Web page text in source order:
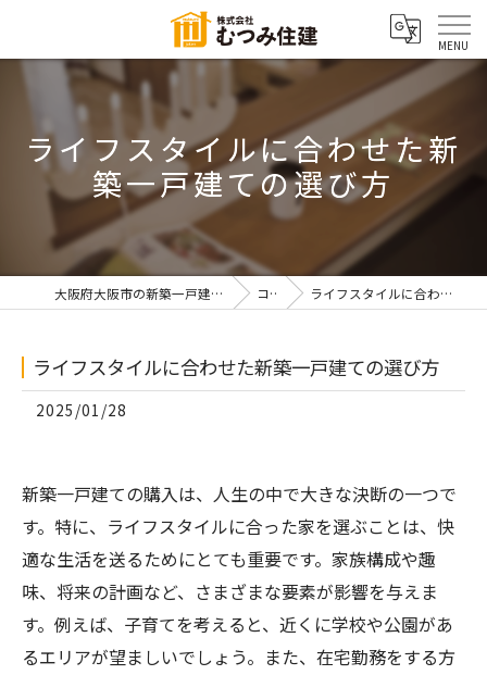
ライフスタイルに合わせた新
築一戸建ての選び方
大阪府大阪市の新築一戸建てなら株式会社むつみ住建 コラム ライフスタイルに合わせた新築一戸建ての選び方
ライフスタイルに合わせた新築一戸建ての選び方
2025/01/28
新築一戸建ての購入は、人生の中で大きな決断の一つで
す。特に、ライフスタイルに合った家を選ぶことは、快
適な生活を送るためにとても重要です。家族構成や趣
味、将来の計画など、さまざまな要素が影響を与えま
す。例えば、子育てを考えると、近くに学校や公園があ
るエリアが望ましいでしょう。また、在宅勤務をする方